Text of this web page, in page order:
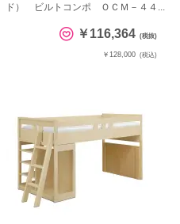
ド） ビルトコンポ ＯＣＭ－４４...
￥116,364 (税抜)
￥128,000 (税込)